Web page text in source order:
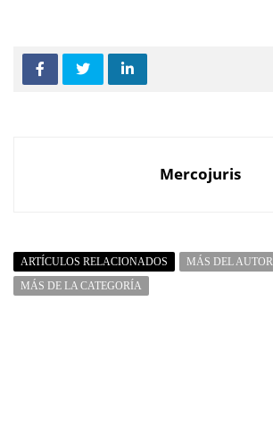
Mercojuris
ARTÍCULOS RELACIONADOS
MÁS DEL AUTOR
MÁS DE LA CATEGORÍA